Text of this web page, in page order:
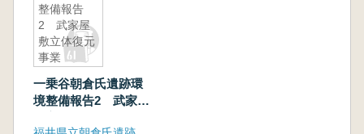
整備報告
2 武家屋
敷立体復元
事業
一乗谷朝倉氏遺跡環
境整備報告2 武家屋